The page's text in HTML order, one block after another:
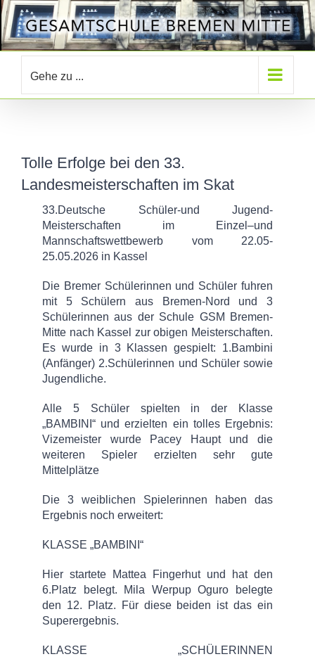
Zum
Inhalt
springen
Gehe zu ...
Tolle Erfolge bei den 33.
Landesmeisterschaften im Skat
33.Deutsche Schüler-und Jugend-
Meisterschaften im Einzel–und
Mannschaftswettbewerb vom 22.05-
25.05.2026 in Kassel
Die Bremer Schülerinnen und Schüler fuhren
mit 5 Schülern aus Bremen-Nord und 3
Schülerinnen aus der Schule GSM Bremen-
Mitte nach Kassel zur obigen Meisterschaften.
Es wurde in 3 Klassen gespielt: 1.Bambini
(Anfänger) 2.Schülerinnen und Schüler sowie
Jugendliche.
Alle 5 Schüler spielten in der Klasse
„BAMBINI“ und erzielten ein tolles Ergebnis:
Vizemeister wurde Pacey Haupt und die
weiteren Spieler erzielten sehr gute
Mittelplätze
Die 3 weiblichen Spielerinnen haben das
Ergebnis noch erweitert:
KLASSE „BAMBINI“
Hier startete Mattea Fingerhut und hat den
6.Platz belegt. Mila Werpup Oguro belegte
den 12. Platz. Für diese beiden ist das ein
Superergebnis.
KLASSE „SCHÜLERINNEN